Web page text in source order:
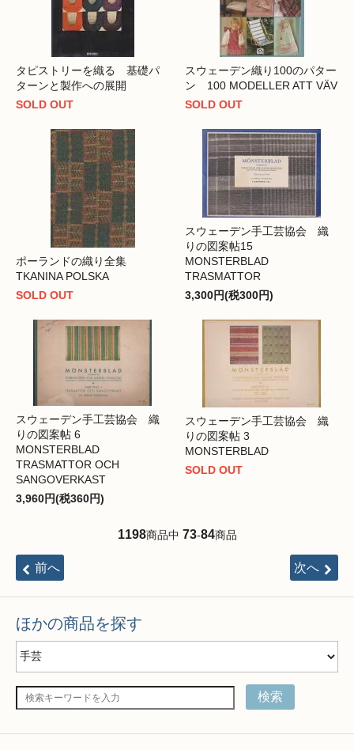
タピストリーを織る 基礎パ
ターンと製作への展開
SOLD OUT
スウェーデン織り100のパター
ン 100 MODELLER ATT VÄV
SOLD OUT
ポーランドの織り全集
TKANINA POLSKA
SOLD OUT
スウェーデン手工芸協会 織
りの図案帖15
MONSTERBLAD
TRASMATTOR
3,300円(税300円)
スウェーデン手工芸協会 織
りの図案帖 6
MONSTERBLAD
TRASMATTOR OCH
SANGOVERKAST
3,960円(税360円)
スウェーデン手工芸協会 織
りの図案帖 3
MONSTERBLAD
SOLD OUT
1198商品中 73-84商品
前へ 次へ
ほかの商品を探す
検索